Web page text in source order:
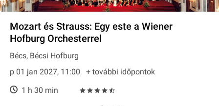
Mozart és Strauss: Egy este a Wiener
Hofburg Orchesterrel
Bécs, Bécsi Hofburg
p 01 jan 2027, 11:00
+ további időpontok
1 h 30 min